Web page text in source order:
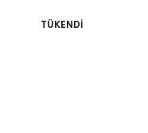
TÜKENDI